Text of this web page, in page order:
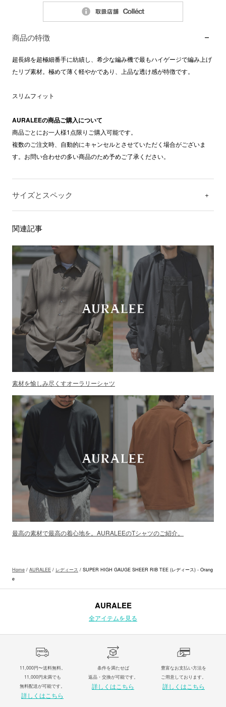
商品の特徴
超長綿を超極細番手に紡績し、希少な編み機で最もハイゲージで編み上げ
たリブ素材。極めて薄く軽やかであり、上品な透け感が特徴です。
スリムフィット
AURALEEの商品ご購入について
商品ごとにお一人様1点限りご購入可能です。
複数のご注文時、自動的にキャンセルとさせていただく場合がございま
す。お問い合わせの多い商品のため予めご了承ください。
サイズとスペック
関連記事
素材を愉しみ尽くすオーラリーシャツ
最高の素材で最高の着心地を。AURALEEのTシャツのご紹介。
Home / AURALEE / レディース / SUPER HIGH GAUGE SHEER RIB TEE (レディース) - Orang
e
AURALEE
全アイテムを見る
11,000円〜送料無料。
11,000円未満でも
無料配送が可能です。
詳しくはこちら
条件を満たせば
返品・交換が可能です。
詳しくはこちら
豊富なお支払い方法を
ご用意しております。
詳しくはこちら